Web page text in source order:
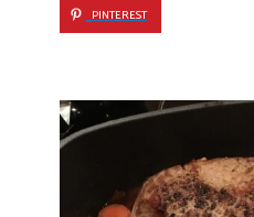
PINTEREST